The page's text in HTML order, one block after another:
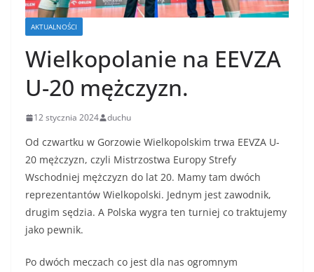
AKTUALNOŚCI
Wielkopolanie na EEVZA
U-20 mężczyzn.
12 stycznia 2024 duchu
Od czwartku w Gorzowie Wielkopolskim trwa EEVZA U-
20 mężczyzn, czyli Mistrzostwa Europy Strefy
Wschodniej mężczyzn do lat 20. Mamy tam dwóch
reprezentantów Wielkopolski. Jednym jest zawodnik,
drugim sędzia. A Polska wygra ten turniej co traktujemy
jako pewnik.
Po dwóch meczach co jest dla nas ogromnym